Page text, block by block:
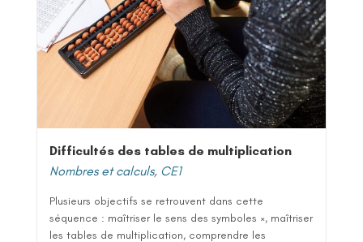
Difficultés des tables de multiplication
Nombres et calculs, CE1
Plusieurs objectifs se retrouvent dans cette
séquence : maîtriser le sens des symboles ×, maîtriser
les tables de multiplication, comprendre les